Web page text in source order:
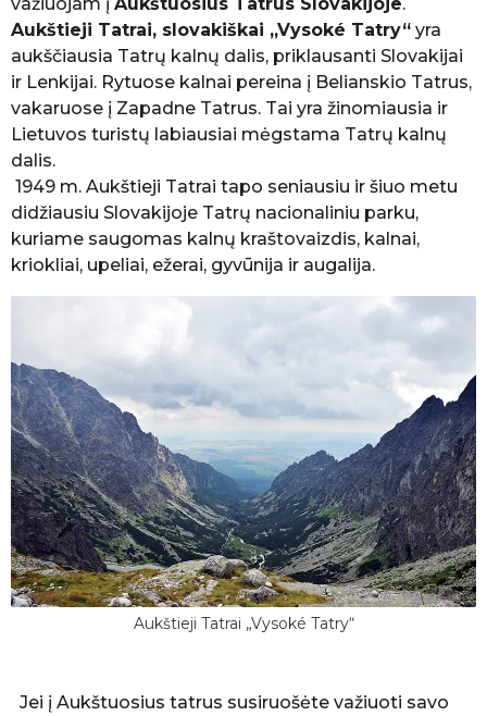
k
e
l
b
K
e
l
a
u
t
o
Aukštieji Tatrai, slovakiškai „Vysoké Tatry“ yra
aukščiausia Tatrų kalnų dalis, priklausanti Slovakijai
ir Lenkijai. Rytuose kalnai pereina į Belianskio Tatrus,
vakaruose į Zapadne Tatrus. Tai yra žinomiausia ir
Lietuvos turistų labiausiai mėgstama Tatrų kalnų
dalis.
1949 m. Aukštieji Tatrai tapo seniausiu ir šiuo metu
didžiausiu Slovakijoje Tatrų nacionaliniu parku,
kuriame saugomas kalnų kraštovaizdis, kalnai,
kriokliai, upeliai, ežerai, gyvūnija ir augalija.
Aukštieji Tatrai „Vysoké Tatry“
Jei į Aukštuosius tatrus susiruošėte važiuoti savo